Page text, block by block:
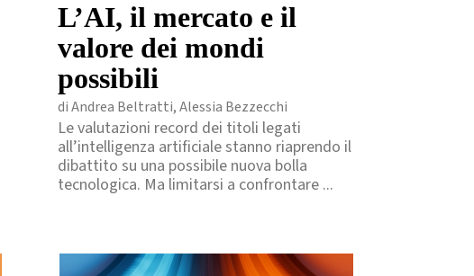
L’AI, il mercato e il
valore dei mondi
possibili
di Andrea Beltratti, Alessia Bezzecchi
Le valutazioni record dei titoli legati
all’intelligenza artificiale stanno riaprendo il
dibattito su una possibile nuova bolla
tecnologica. Ma limitarsi a confrontare ...